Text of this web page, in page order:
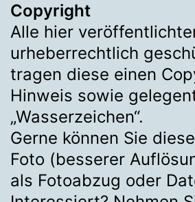
Copyright
Alle hier
urheberrechtlich
tragen diese einen
Hinweis sowie
„Wasserzeichen“.
Gerne können Sie
Foto (besserer
als Fotoabzug oder